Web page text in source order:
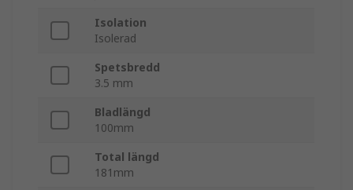
Isolation
Isolerad
Spetsbredd
3.5 mm
Bladlängd
100mm
Total längd
181mm